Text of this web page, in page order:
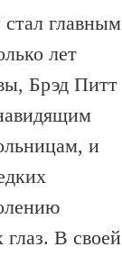
главным
лет
Брэд Питт
и
В своей